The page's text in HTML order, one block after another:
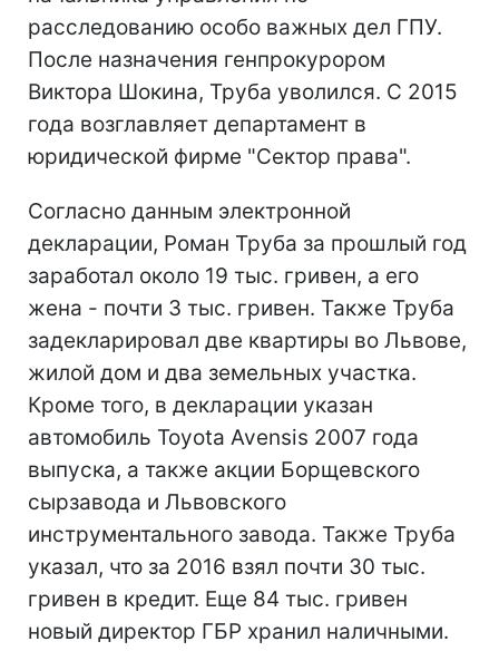
расследованию особо важных дел ГПУ.
После назначения генпрокурором
Виктора Шокина, Труба уволился. С 2015
года возглавляет департамент в
юридической фирме "Сектор права".
Согласно данным электронной
декларации, Роман Труба за прошлый год
заработал около 19 тыс. гривен, а его
жена - почти 3 тыс. гривен. Также Труба
задекларировал две квартиры во Львове,
жилой дом и два земельных участка.
Кроме того, в декларации указан
автомобиль Toyota Avensis 2007 года
выпуска, а также акции Борщевского
сырзавода и Львовского
инструментального завода. Также Труба
указал, что за 2016 взял почти 30 тыс.
гривен в кредит. Еще 84 тыс. гривен
новый директор ГБР хранил наличными.